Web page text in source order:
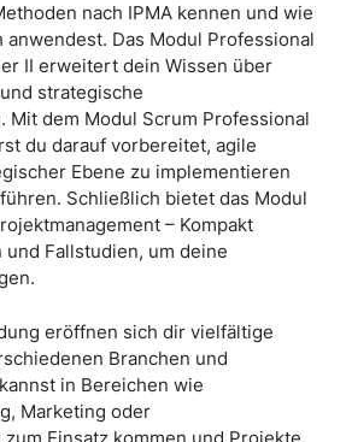
nach IPMA kennen und wie
Das Modul Professional
II erweitert dein Wissen über
strategische
Mit dem Modul Scrum Professional
du darauf vorbereitet, agile
Ebene zu implementieren
Schließlich bietet das Modul
– Kompakt
Fallstudien, um deine
eröffnen sich dir vielfältige
Branchen und
in Bereichen wie
Marketing oder